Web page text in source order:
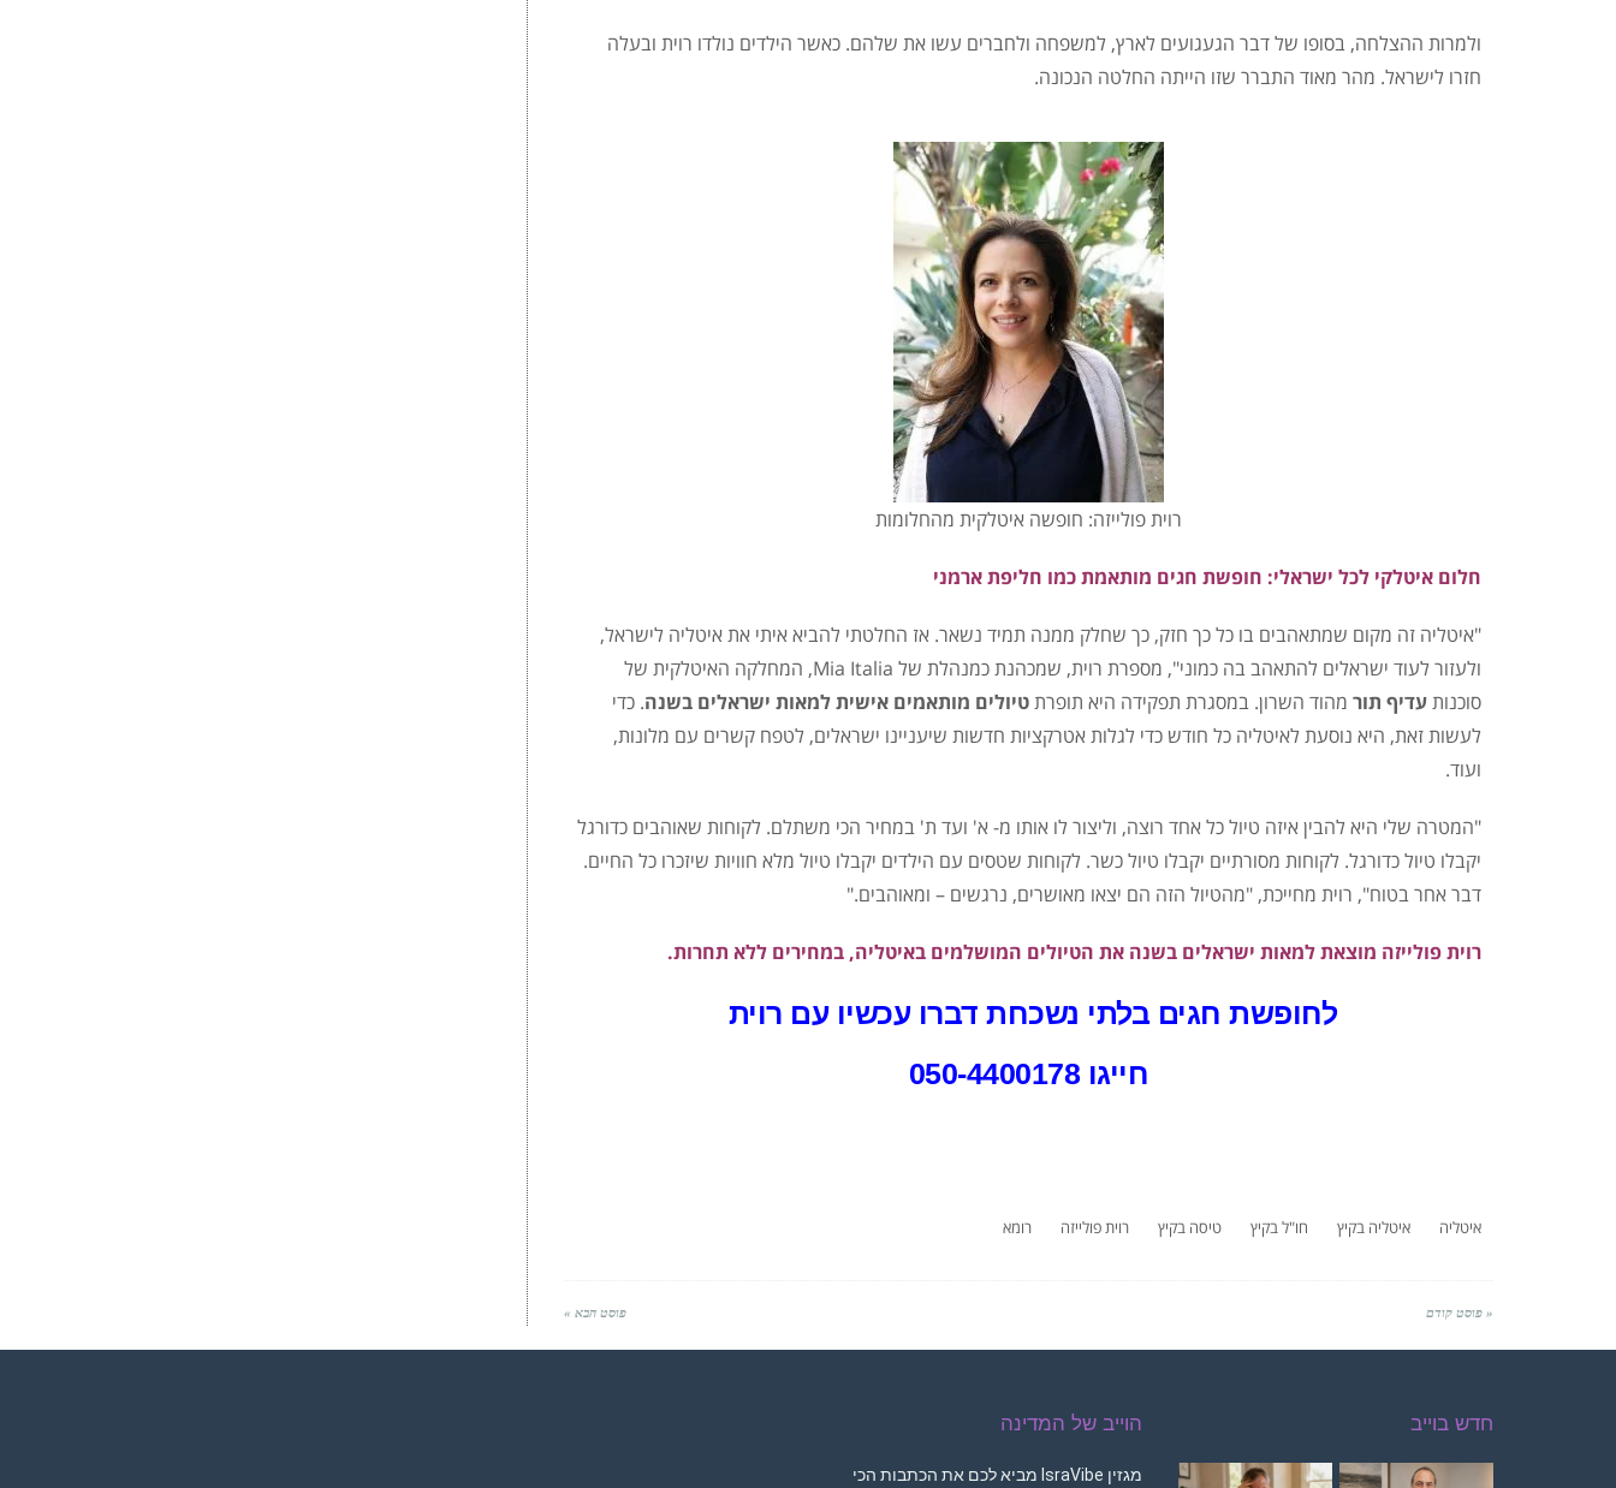
ולמרות ההצלחה, בסופו של דבר הגעגועים לארץ, למשפחה ולחברים עשו את שלהם. כאשר הילדים נולדו רוית ובעלה
חזרו לישראל. מהר מאוד התברר שזו הייתה החלטה הנכונה.
רוית פולייזה: חופשה איטלקית מהחלומות
חלום איטלקי לכל ישראלי: חופשת חגים מותאמת כמו חליפת ארמני
"איטליה זה מקום שמתאהבים בו כל כך חזק, כך שחלק ממנה תמיד נשאר. אז החלטתי להביא איתי את איטליה לישראל,
ולעזור לעוד ישראלים להתאהב בה כמוני", מספרת רוית, שמכהנת כמנהלת של Mia Italia, המחלקה האיטלקית של
סוכנותעדיף תור מהוד השרון. במסגרת תפקידה היא תופרתטיולים מותאמים אישיתלמאות ישראלים בשנה. כדי
לעשות זאת, היא נוסעת לאיטליה כל חודש כדי לגלות אטרקציות חדשות שיעניינו ישראלים, לטפח קשרים עם מלונות,
ועוד.
"המטרה שלי היא להבין איזה טיול כל אחד רוצה, וליצור לו אותו מ- א' ועד ת' במחיר הכי משתלם. לקוחות שאוהבים כדורגל
יקבלו טיול כדורגל. לקוחות מסורתיים יקבלו טיול כשר. לקוחות שטסים עם הילדים יקבלו טיול מלא חוויות שיזכרו כל החיים.
דבר אחר בטוח", רוית מחייכת, "מהטיול הזה הם יצאו מאושרים, נרגשים – ומאוהבים."
רוית פולייזה מוצאת למאות ישראלים בשנה את הטיולים המושלמים באיטליה, במחירים ללא תחרות.
לחופשת חגים בלתי נשכחת דברו עכשיו עם רוית
חייגו 050-4400178
איטליה איטליה בקיץ חו"ל בקיץ טיסה בקיץ רוית פולייזה רומא
« פוסט קודם פוסט הבא »
חדש בוייב הוייב של המדינה
מגזין IsraVibe מביא לכם את הכתבות הכי